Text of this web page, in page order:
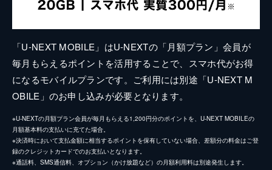
「U-NEXT MOBILE」はU-NEXTの「月額プラン」会員が
毎月もらえるポイントを活用することで、スマホ代がお得
になるモバイルプランです。ご利用には別途「U-NEXT M
OBILE」のお申し込みが必要となります。
※U-NEXTの月額プラン会員が毎月もらえる1,200円分のポイントを、U-NEXT MOBILEの
月額基本料の支払いに充てた場合。
※決済時において支払金額に相当するポイントを保有していない場合、差額分の料金はご登
録のクレジットカードでのお支払いとなります。
※通話料、SMS通信料、オプション（かけ放題など）の月額利用料は別途発生します。